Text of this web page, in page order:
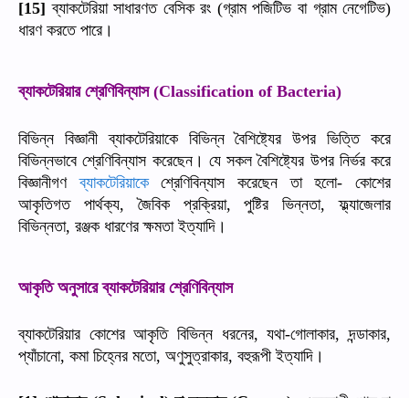
[15] ব্যাকটেরিয়া সাধারণত বেসিক রং (গ্রাম পজিটিভ বা গ্রাম নেগেটিভ)
ধারণ করতে পারে।
ব্যাকটেরিয়ার শ্রেণিবিন্যাস(Classification of Bacteria)
বিভিন্ন বিজ্ঞানী ব্যাকটেরিয়াকে বিভিন্ন বৈশিষ্ট্যের উপর ভিত্তি করে
বিভিন্নভাবে শ্রেণিবিন্যাস করেছেন। যে সকল বৈশিষ্ট্যের উপর নির্ভর করে
বিজ্ঞানীগণ ব্যাকটেরিয়াকে শ্রেণিবিন্যাস করেছেন তা হলো-কোশের
আকৃতিগত
পার্থক্য,জৈবিক প্রক্রিয়া,পুষ্টির ভিন্নতা,ফ্ল্যাজেলার
বিভিন্নতা, রঞ্জক ধারণের ক্ষমতা ইত্যাদি।
আকৃতি অনুসারে ব্যাকটেরিয়ার শ্রেণিবিন্যাস
ব্যাকটেরিয়ার কোশের আকৃতি বিভিন্ন ধরনের,যথা-গোলাকার,দন্ডাকার,
প্যাঁচানো, কমা চিহ্নের মতো, অণুসুত্রাকার, বহুরূপী ইত্যাদি।